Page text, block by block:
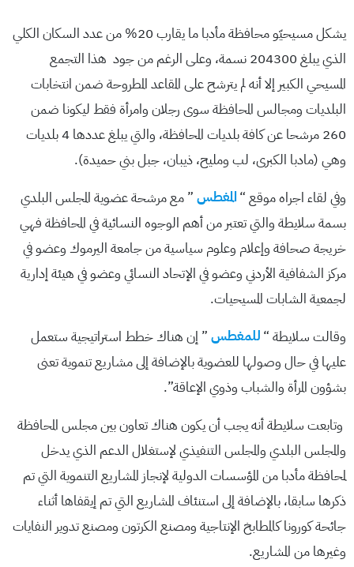
يشكل مسيحيّو محافظة مأدبا ما يقارب 20% من عدد السكان الكلي
الذي يبلغ 204300 نسمة، وعلى الرغم من جود هذا التجمع
المسيحي الكبير إلا أنه لم يترشح على المقاعد المطروحة ضمن انتخابات
البلديات ومجالس المحافظة سوى رجلان وامرأة فقط ليكونا ضمن
260 مرشحا عن كافة بلديات المحافظة، والتي يبلغ عددها 4 بلديات
وهي (مادبا الكبرى، لب ومليح، ذيبان، جبل بني حميدة).
وفي لقاء اجراه موقع “ المغطس ” مع مرشحة عضوية المجلس البلدي
بسمة سلايطة والتي تعتبر من أهم الوجوه النسائية في المحافظة فهي
خريجة صحافة وإعلام وعلوم سياسية من جامعة اليرموك وعضو في
مركز الشفافية الأردني وعضو في الإتحاد النسائي وعضو في هيئة إدارية
لجمعية الشابات المسيحيات.
وقالت سلايطة “ للمغطس ” إن هناك خطط استراتيجية ستعمل
عليها في حال وصولها للعضوية بالإضافة إلى مشاريع تنموية تعنى
بشؤون المرأة والشباب وذوي الإعاقة”.
وتابعت سلايطة أنه يجب أن يكون هناك تعاون بين مجلس المحافظة
والمجلس البلدي والمجلس التنفيذي لإستغلال الدعم الذي يدخل
لمحافظة مأدبا من المؤسسات الدولية لإنجاز المشاريع التنموية التي تم
ذكرها سابقا، بالإضافة إلى استنئاف المشاريع التي تم إيقفاها أثناء
جائحة كورونا كالمطابخ الإنتاجية ومصنع الكرتون ومصنع تدوير النفايات
وغيرها من المشاريع.